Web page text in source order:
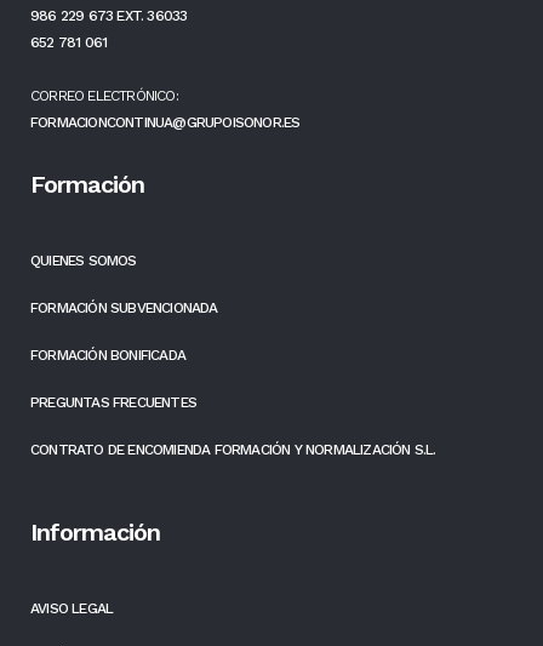
986 229 673 EXT. 36033
652 781 061
CORREO ELECTRÓNICO:
FORMACIONCONTINUA@GRUPOISONOR.ES
Formación
QUIENES SOMOS
FORMACIÓN SUBVENCIONADA
FORMACIÓN BONIFICADA
PREGUNTAS FRECUENTES
CONTRATO DE ENCOMIENDA FORMACIÓN Y NORMALIZACIÓN S.L.
Información
AVISO LEGAL